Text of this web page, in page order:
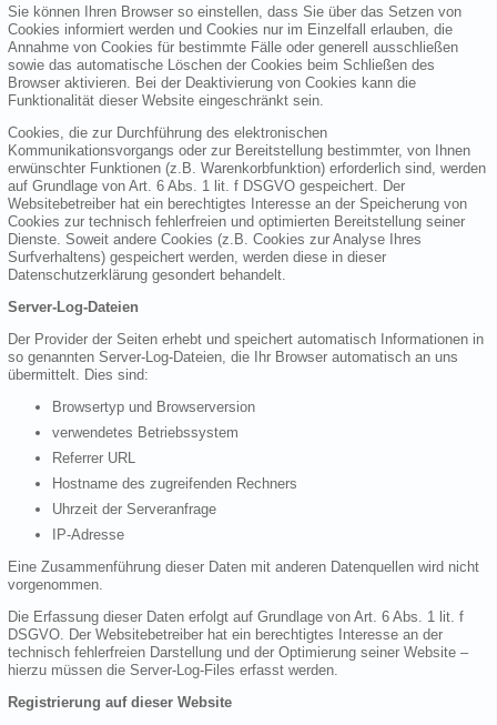
Sie können Ihren Browser so einstellen, dass Sie über das Setzen von
Cookies informiert werden und Cookies nur im Einzelfall erlauben, die
Annahme von Cookies für bestimmte Fälle oder generell ausschließen
sowie das automatische Löschen der Cookies beim Schließen des
Browser aktivieren. Bei der Deaktivierung von Cookies kann die
Funktionalität dieser Website eingeschränkt sein.
Cookies, die zur Durchführung des elektronischen
Kommunikationsvorgangs oder zur Bereitstellung bestimmter, von Ihnen
erwünschter Funktionen (z.B. Warenkorbfunktion) erforderlich sind, werden
auf Grundlage von Art. 6 Abs. 1 lit. f DSGVO gespeichert. Der
Websitebetreiber hat ein berechtigtes Interesse an der Speicherung von
Cookies zur technisch fehlerfreien und optimierten Bereitstellung seiner
Dienste. Soweit andere Cookies (z.B. Cookies zur Analyse Ihres
Surfverhaltens) gespeichert werden, werden diese in dieser
Datenschutzerklärung gesondert behandelt.
Server-Log-Dateien
Der Provider der Seiten erhebt und speichert automatisch Informationen in
so genannten Server-Log-Dateien, die Ihr Browser automatisch an uns
übermittelt. Dies sind:
Browsertyp und Browserversion
verwendetes Betriebssystem
Referrer URL
Hostname des zugreifenden Rechners
Uhrzeit der Serveranfrage
IP-Adresse
Eine Zusammenführung dieser Daten mit anderen Datenquellen wird nicht
vorgenommen.
Die Erfassung dieser Daten erfolgt auf Grundlage von Art. 6 Abs. 1 lit. f
DSGVO. Der Websitebetreiber hat ein berechtigtes Interesse an der
technisch fehlerfreien Darstellung und der Optimierung seiner Website –
hierzu müssen die Server-Log-Files erfasst werden.
Registrierung auf dieser Website